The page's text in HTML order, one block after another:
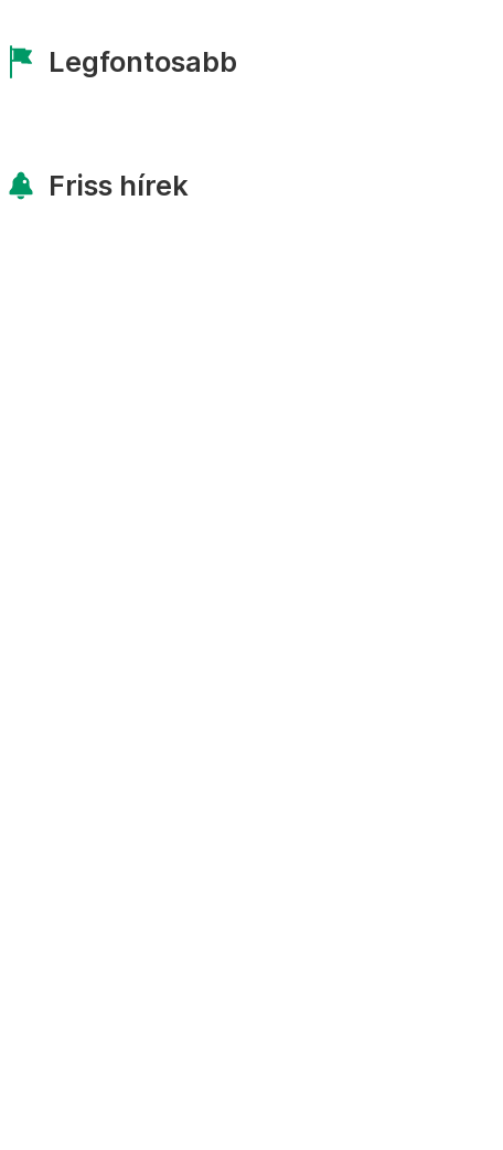
Legfontosabb
Friss hírek